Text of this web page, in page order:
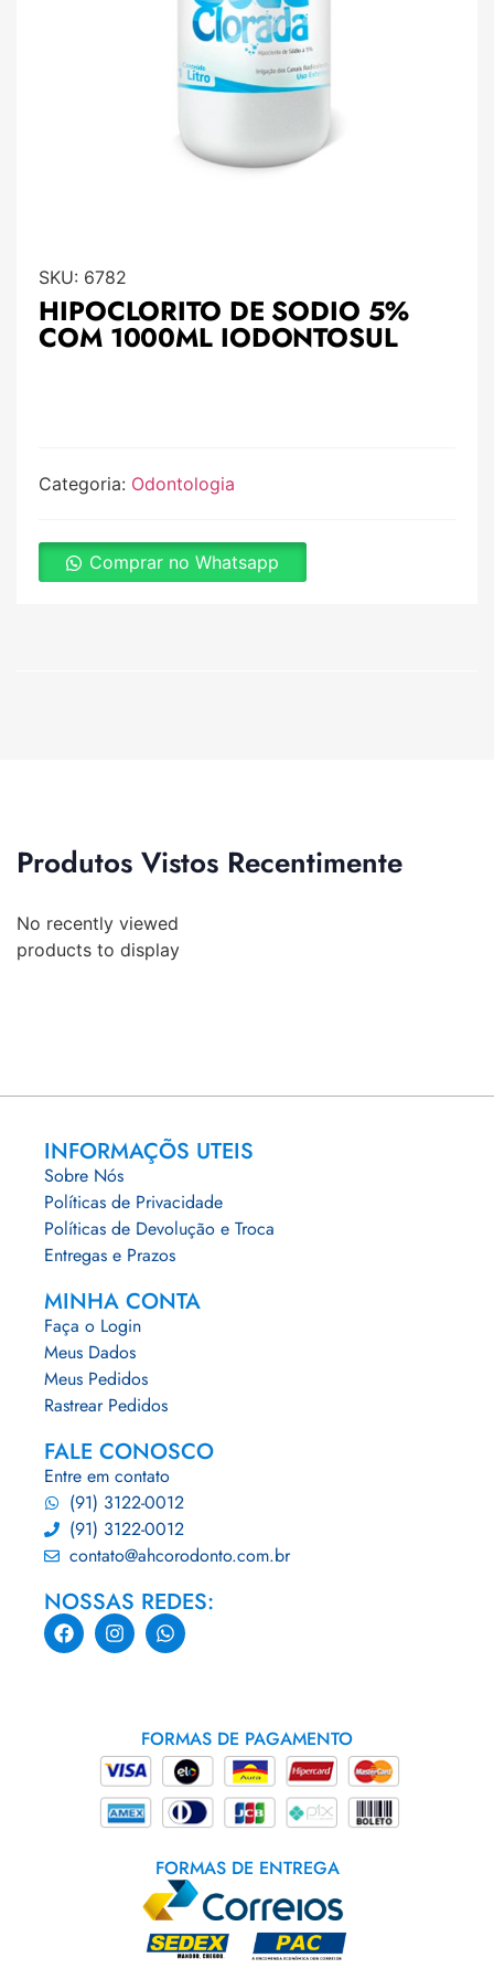
SKU: 6782
HIPOCLORITO DE SODIO 5%
COM 1000ML IODONTOSUL
Categoria: Odontologia
Comprar no Whatsapp
Produtos Vistos Recentimente
No recently viewed
products to display
INFORMAÇÕS UTEIS
Sobre Nós
Políticas de Privacidade
Políticas de Devolução e Troca
Entregas e Prazos
MINHA CONTA
Faça o Login
Meus Dados
Meus Pedidos
Rastrear Pedidos
FALE CONOSCO
Entre em contato
(91) 3122-0012
(91) 3122-0012
contato@ahcorodonto.com.br
NOSSAS REDES:
FORMAS DE PAGAMENTO
FORMAS DE ENTREGA